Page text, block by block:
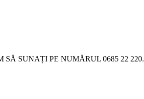
SUNAȚI PE NUMĂRUL 0685 22 220.